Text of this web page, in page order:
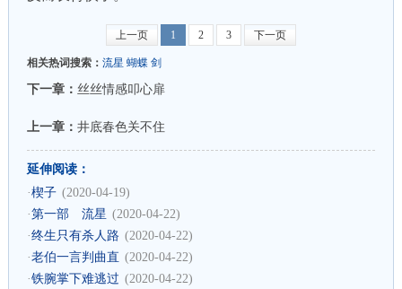
上一页 1 2 3 下一页
相关热词搜索： 流星 蝴蝶 剑
下一章： 丝丝情感叩心扉
上一章： 井底春色关不住
延伸阅读：
·楔子 (2020-04-19)
·第一部 流星 (2020-04-22)
·终生只有杀人路 (2020-04-22)
·老伯一言判曲直 (2020-04-22)
·铁腕掌下难逃过 (2020-04-22)